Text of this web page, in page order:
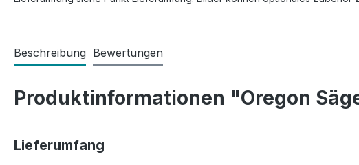
Beschreibung Bewertungen
Produktinformationen "Oregon
Lieferumfang